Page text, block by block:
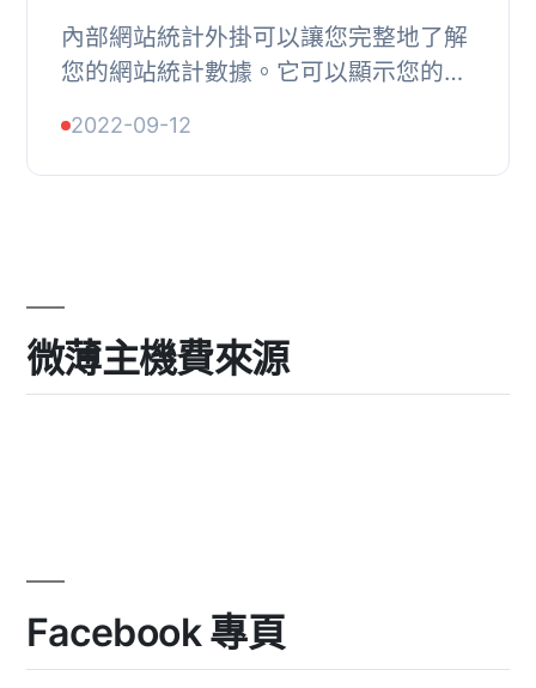
內部網站統計外掛可以讓您完整地了解
您的網站統計數據。它可以顯示您的網
它還會顯示伺服器信息。, — 儀表板小
工具 ...
2022-09-12
微薄主機費來源
Facebook 專頁